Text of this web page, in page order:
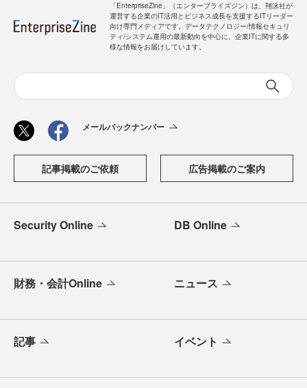
「EnterpriseZine」（エンタープライズジン）は、翔泳社が
運営する企業のIT活用とビジネス成長を支援するITリーダー
向け専門メディアです。データテクノロジー/情報セキュリ
ティ/システム運用の最新動向を中心に、企業ITに関する多
様な情報をお届けしています。
メールバックナンバー
記事掲載のご依頼 広告掲載のご案内
Security Online DB Online
財務・会計Online ニュース
記事 イベント